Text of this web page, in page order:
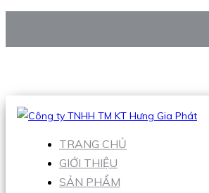
Hotline:0938 906 663
TRANG CHỦ
GIỚI THIỆU
SẢN PHẨM